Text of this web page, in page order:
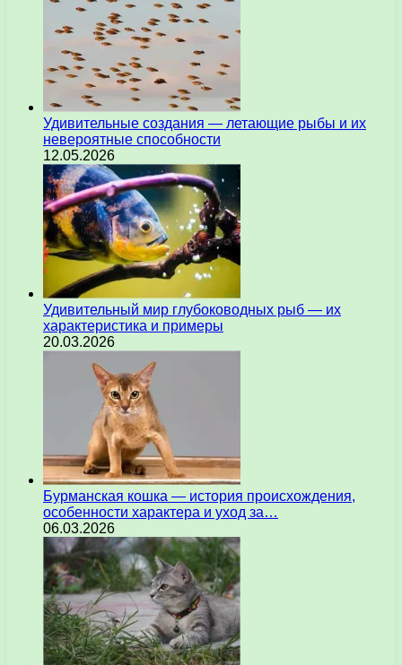
Удивительные создания — летающие рыбы и их
невероятные способности
12.05.2026
Удивительный мир глубоководных рыб — их
характеристика и примеры
20.03.2026
Бурманская кошка — история происхождения,
особенности характера и уход за…
06.03.2026